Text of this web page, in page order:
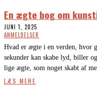
En ægte bog om
JUNI 1, 2025
ANMELDELSER
Hvad er ægte i en verden, hvor
sekunder kan skabe lyd, biller
lige ægte, som noget skabt af
LÆS MERE